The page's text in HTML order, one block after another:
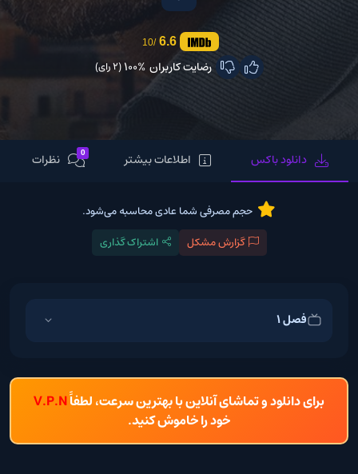
6.6
/10
رضایت کاربران 100% (2 رای)
دانلود باکس اطلاعات بیشتر 0 نظرات
حجم مصرفی شما عادی محاسبه می‌شود.
گزارش مشکل
اشتراک گذاری
فصل 1
برای دانلود و تماشای آنلاین با بهترین سرعت، لطفاًV.P.N
خود را خاموش کنید.